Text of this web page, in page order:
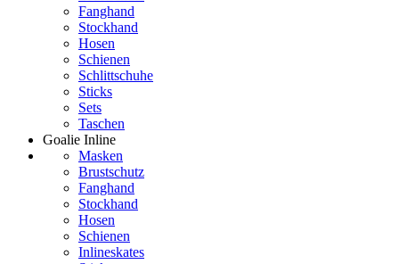
Fanghand
Stockhand
Hosen
Schienen
Schlittschuhe
Sticks
Sets
Taschen
Goalie Inline
Masken
Brustschutz
Fanghand
Stockhand
Hosen
Schienen
Inlineskates